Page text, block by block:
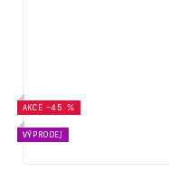
AKCE –45 %
VÝPRODEJ